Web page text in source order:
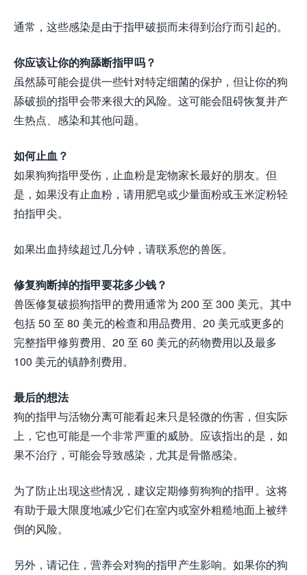
通常，这些感染是由于指甲破损而未得到治疗而引起的。
你应该让你的狗舔断指甲吗？
虽然舔可能会提供一些针对特定细菌的保护，但让你的狗
舔破损的指甲会带来很大的风险。这可能会阻碍恢复并产
生热点、感染和其他问题。
如何止血？
​​如果狗狗指甲受伤，止血粉是宠物家长最好的朋友。但
是，如果没有止血粉，请用肥皂或少量面粉或玉米淀粉轻
拍指甲尖。
如果出血持续超过几分钟，请联系您的兽医。
修复狗断掉的指甲要花多少钱？
兽医修复破损狗指甲的费用通常为 200 至 300 美元。其中
包括 50 至 80 美元的检查和用品费用、20 美元或更多的
完整指甲修剪费用、20 至 60 美元的药物费用以及最多
100 美元的镇静剂费用。
最后的想法
狗的指甲与活物分离可能看起来只是轻微的伤害，但实际
上，它也可能是一个非常严重的威胁。应该指出的是，如
果不治疗，可能会导致感染，尤其是骨骼感染。
为了防止出现这些情况，建议定期修剪狗狗的指甲。这将
有助于最大限度地减少它们在室内或室外粗糙地面上被绊
倒的风险。
另外，请记住，营养会对狗的指甲产生影响。如果你的狗